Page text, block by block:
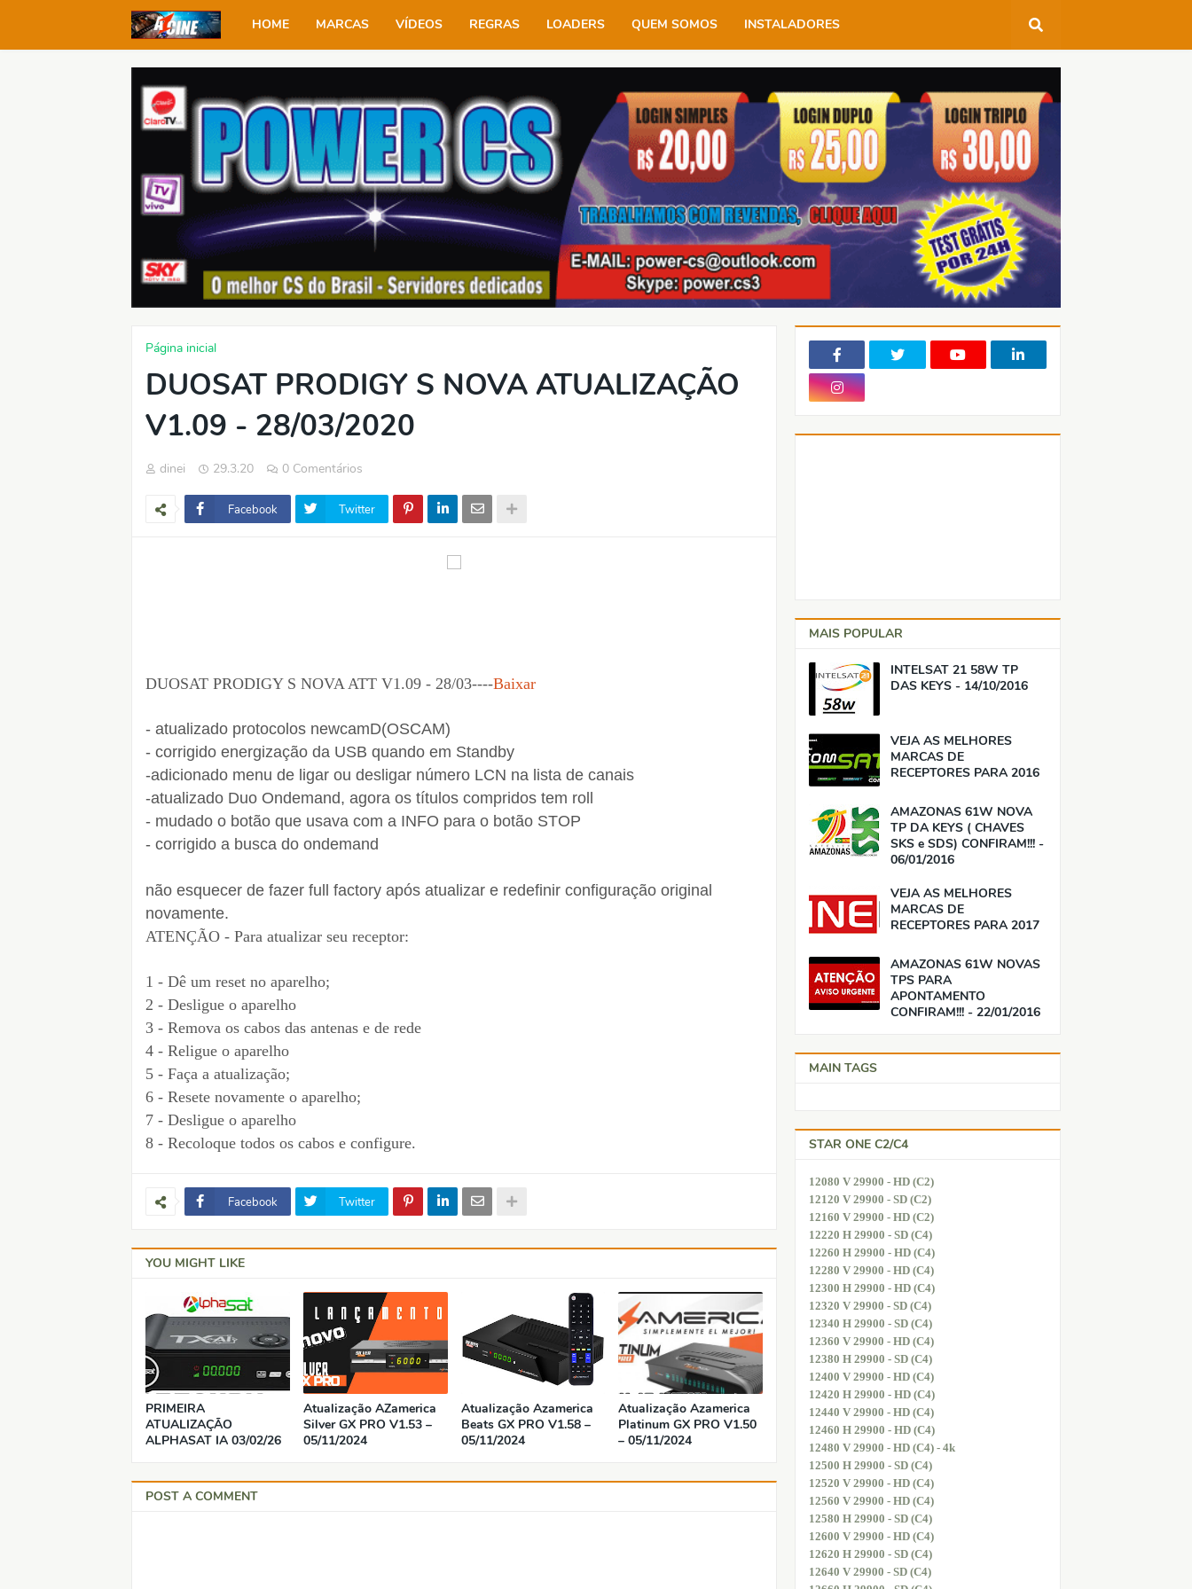
HOME MARCAS VÍDEOS REGRAS LOADERS QUEM SOMOS INSTALADORES
Página inicial
DUOSAT PRODIGY S NOVA ATUALIZAÇÃO
V1.09 - 28/03/2020
dinei 29.3.20 0 Comentários
Facebook Twitter
DUOSAT PRODIGY S NOVA ATT V1.09 - 28/03----Baixar
- atualizado protocolos newcamD(OSCAM)
- corrigido energização da USB quando em Standby
-adicionado menu de ligar ou desligar número LCN na lista de canais
-atualizado Duo Ondemand, agora os títulos compridos tem roll
- mudado o botão que usava com a INFO para o botão STOP
- corrigido a busca do ondemand
não esquecer de fazer full factory após atualizar e redefinir configuração original
novamente.
ATENÇÃO - Para atualizar seu receptor:
1 - Dê um reset no aparelho;
2 - Desligue o aparelho
3 - Remova os cabos das antenas e de rede
4 - Religue o aparelho
5 - Faça a atualização;
6 - Resete novamente o aparelho;
7 - Desligue o aparelho
8 - Recoloque todos os cabos e configure.
Facebook Twitter
YOU MIGHT LIKE
PRIMEIRA
ATUALIZAÇÃO
ALPHASAT IA 03/02/26
Atualização AZamerica
Silver GX PRO V1.53 –
05/11/2024
Atualização Azamerica
Beats GX PRO V1.58 –
05/11/2024
Atualização Azamerica
Platinum GX PRO V1.50
– 05/11/2024
POST A COMMENT
MAIS POPULAR
INTELSAT 21 58W TP
DAS KEYS - 14/10/2016
VEJA AS MELHORES
MARCAS DE
RECEPTORES PARA 2016
AMAZONAS 61W NOVA
TP DA KEYS ( CHAVES
SKS e SDS) CONFIRAM!!! -
06/01/2016
VEJA AS MELHORES
MARCAS DE
RECEPTORES PARA 2017
AMAZONAS 61W NOVAS
TPS PARA
APONTAMENTO
CONFIRAM!!! - 22/01/2016
MAIN TAGS
STAR ONE C2/C4
12080 V 29900 - HD (C2)
12120 V 29900 - SD (C2)
12160 V 29900 - HD (C2)
12220 H 29900 - SD (C4)
12260 H 29900 - HD (C4)
12280 V 29900 - HD (C4)
12300 H 29900 - HD (C4)
12320 V 29900 - SD (C4)
12340 H 29900 - SD (C4)
12360 V 29900 - HD (C4)
12380 H 29900 - SD (C4)
12400 V 29900 - HD (C4)
12420 H 29900 - HD (C4)
12440 V 29900 - HD (C4)
12460 H 29900 - HD (C4)
12480 V 29900 - HD (C4) - 4k
12500 H 29900 - SD (C4)
12520 V 29900 - HD (C4)
12560 V 29900 - HD (C4)
12580 H 29900 - SD (C4)
12600 V 29900 - HD (C4)
12620 H 29900 - SD (C4)
12640 V 29900 - SD (C4)